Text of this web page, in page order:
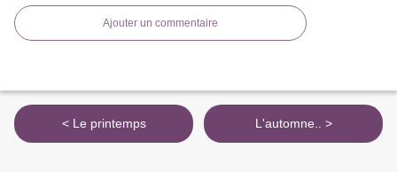
Ajouter un commentaire
< Le printemps L'automne.. >